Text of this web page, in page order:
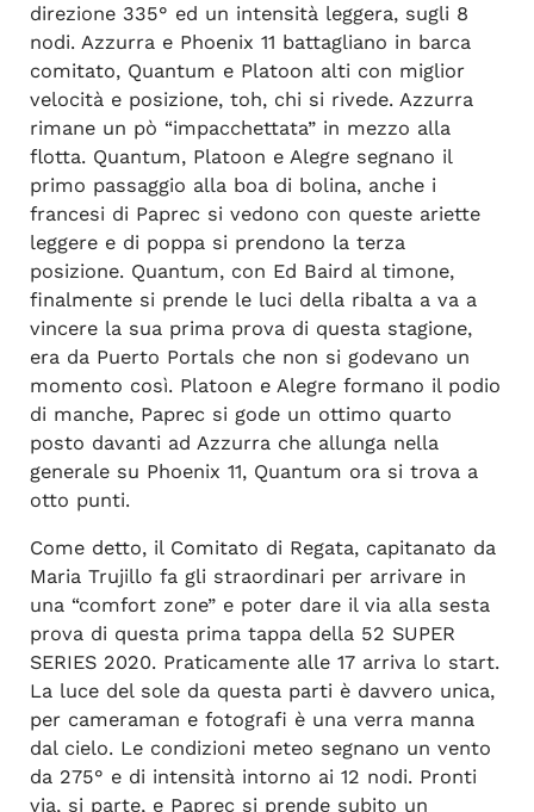
direzione 335° ed un intensità leggera, sugli 8
nodi. Azzurra e Phoenix 11 battagliano in barca
comitato, Quantum e Platoon alti con miglior
velocità e posizione, toh, chi si rivede. Azzurra
rimane un pò “impacchettata” in mezzo alla
flotta. Quantum, Platoon e Alegre segnano il
primo passaggio alla boa di bolina, anche i
francesi di Paprec si vedono con queste ariette
leggere e di poppa si prendono la terza
posizione. Quantum, con Ed Baird al timone,
finalmente si prende le luci della ribalta a va a
vincere la sua prima prova di questa stagione,
era da Puerto Portals che non si godevano un
momento così. Platoon e Alegre formano il podio
di manche, Paprec si gode un ottimo quarto
posto davanti ad Azzurra che allunga nella
generale su Phoenix 11, Quantum ora si trova a
otto punti.
Come detto, il Comitato di Regata, capitanato da
Maria Trujillo fa gli straordinari per arrivare in
una “comfort zone” e poter dare il via alla sesta
prova di questa prima tappa della 52 SUPER
SERIES 2020. Praticamente alle 17 arriva lo start.
La luce del sole da questa parti è davvero unica,
per cameraman e fotografi è una verra manna
dal cielo. Le condizioni meteo segnano un vento
da 275° e di intensità intorno ai 12 nodi. Pronti
via, si parte, e Paprec si prende subito un